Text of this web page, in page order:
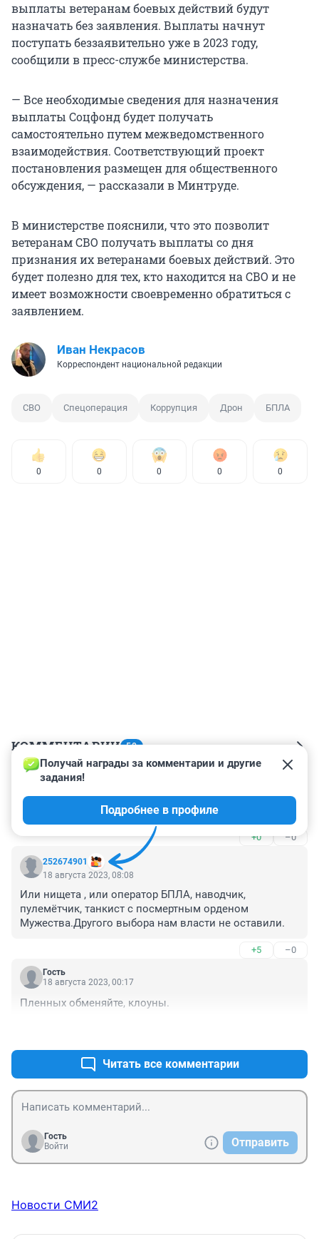
выплаты ветеранам боевых действий будут
назначать без заявления. Выплаты начнут
поступать беззаявительно уже в 2023 году,
сообщили в пресс-службе министерства.
— Все необходимые сведения для назначения
выплаты Соцфонд будет получать
самостоятельно путем межведомственного
взаимодействия. Соответствующий проект
постановления размещен для общественного
обсуждения, — рассказали в Минтруде.
В министерстве пояснили, что это позволит
ветеранам СВО получать выплаты со дня
признания их ветеранами боевых действий. Это
будет полезно для тех, кто находится на СВО и не
имеет возможности своевременно обратиться с
заявлением.
Иван Некрасов
Корреспондент национальной редакции
СВО Спецоперация Коррупция Дрон БПЛА
0 0 0 0 0
КОММЕНТАРИИ 50
Гость
Скажем дружно - на... нужно!
+0 –0
252674901
Получай награды за комментарии и другие
задания!
Подробнее в профиле
18 августа 2023, 08:08
Или нищета , или оператор БПЛА, наводчик,
пулемётчик, танкист с посмертным орденом
Мужества.Другого выбора нам власти не оставили.
+5 –0
Гость
18 августа 2023, 00:17
Пленных обменяйте, клоуны.
Читать все комментарии
Гость
Войти
Отправить
Новости СМИ2